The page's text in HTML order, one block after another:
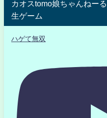
カオスtomo娘ちゃんねー
生ゲーム
ハゲて無双